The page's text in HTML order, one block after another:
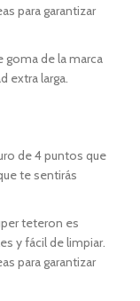
para garantizar
goma de la marca
extra larga.
de 4 puntos que
te sentirás
teteron es
y fácil de limpiar.
para garantizar